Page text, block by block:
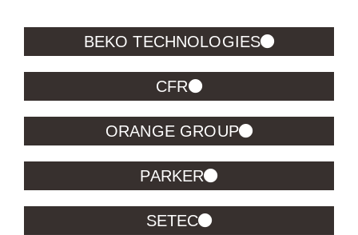
BEKO TECHNOLOGIES
CFR
ORANGE GROUP
PARKER
SETEC